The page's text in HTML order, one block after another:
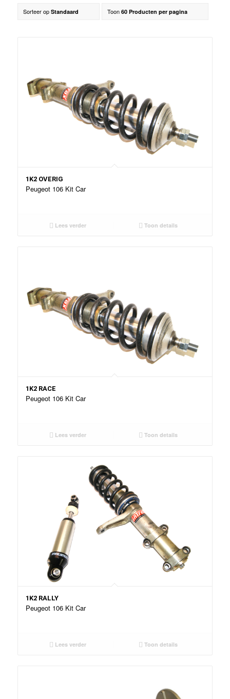
Sorteer op Standaard Toon 60 Producten per pagina
1K2 OVERIG
Peugeot 106 Kit Car
Lees verder Toon details
1K2 RACE
Peugeot 106 Kit Car
Lees verder Toon details
1K2 RALLY
Peugeot 106 Kit Car
Lees verder Toon details